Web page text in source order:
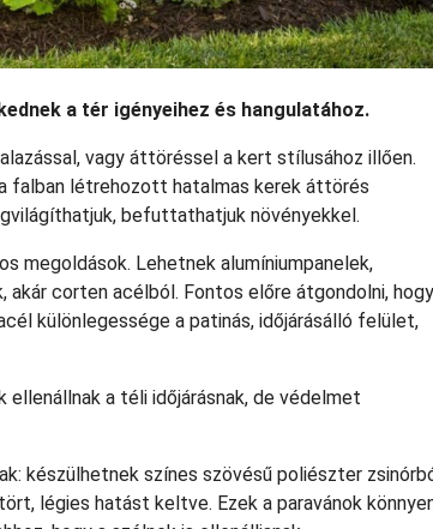
a tér igényeihez és hangulatához.
vagy áttöréssel a kert stílusához illően.
falban létrehozott hatalmas kerek áttörés
befuttathatjuk növényekkel.
megoldások. Lehetnek alumíniumpanelek,
corten acélból. Fontos előre átgondolni,
különlegessége a patinás, időjárásálló felület,
a téli időjárásnak, de védelmet
készülhetnek színes szövésű poliészter
légies hatást keltve. Ezek a paravánok